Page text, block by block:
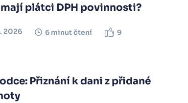
plátci DPH povinnosti?
2026 6 minut čtení 9
Přiznání k dani z přidané